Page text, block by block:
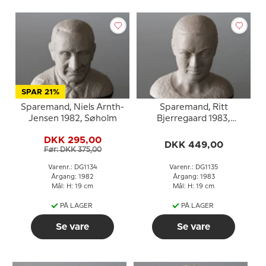
SPAR 21%
Sparemand, Niels Arnth-
Jensen 1982, Søholm
DKK 295,00
Før: DKK 375,00
Varenr.: DG1134
Årgang: 1982
Mål: H: 19 cm
PÅ LAGER
Se vare
Sparemand, Ritt
Bjerregaard 1983,
DKK 449,00
Varenr.: DG1135
Årgang: 1983
Mål: H: 19 cm
PÅ LAGER
Se vare